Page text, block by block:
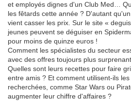
et employés dignes d'un Club Med…
les fêtards cette année ? D'autant
vient casser les prix. Sur le site «
jeunes peuvent se déguiser en
pour moins de quinze euros !
Comment les spécialistes du secteur
avec des offres toujours plus
Quelles sont leurs recettes pour faire
entre amis ? Et comment utilisent-ils
recherchées, comme Star Wars ou
augmenter leur chiffre d'affaires ?